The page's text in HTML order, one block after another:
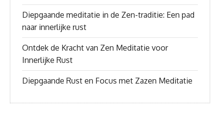
Diepgaande meditatie in de Zen-traditie: Een pad
naar innerlijke rust
Ontdek de Kracht van Zen Meditatie voor
Innerlijke Rust
Diepgaande Rust en Focus met Zazen Meditatie